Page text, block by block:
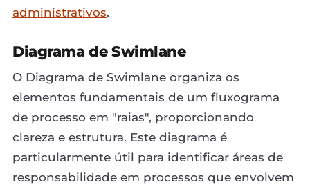
administrativos.
Diagrama de Swimlane
O Diagrama de Swimlane organiza os
elementos fundamentais de um fluxograma
de processo em "raias", proporcionando
clareza e estrutura. Este diagrama é
particularmente útil para identificar áreas de
responsabilidade em processos que envolvem